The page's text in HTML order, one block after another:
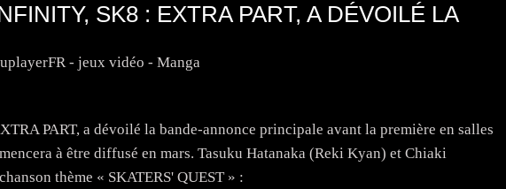
SK8 : EXTRA PART, A DÉVOILÉ LA
- jeux vidéo - Manga
PART, a dévoilé la bande-annonce principale avant la première en salles
à être diffusé en mars. Tasuku Hatanaka (Reki Kyan) et Chiaki
thème « SKATERS' QUEST » :